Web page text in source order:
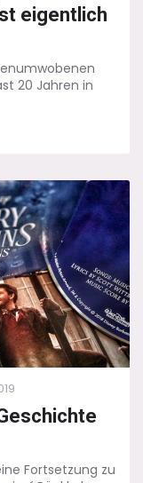
eigentlich
20 Jahren in
Fortsetzung zu